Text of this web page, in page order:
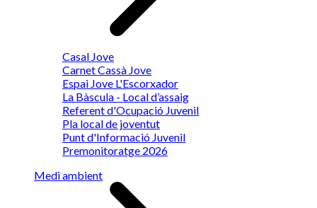
Casal Jove
Carnet Cassà Jove
Espai Jove L'Escorxador
La Bàscula - Local d’assaig
Referent d'Ocupació Juvenil
Pla local de joventut
Punt d'Informació Juvenil
Premonitoratge 2026
Medi ambient